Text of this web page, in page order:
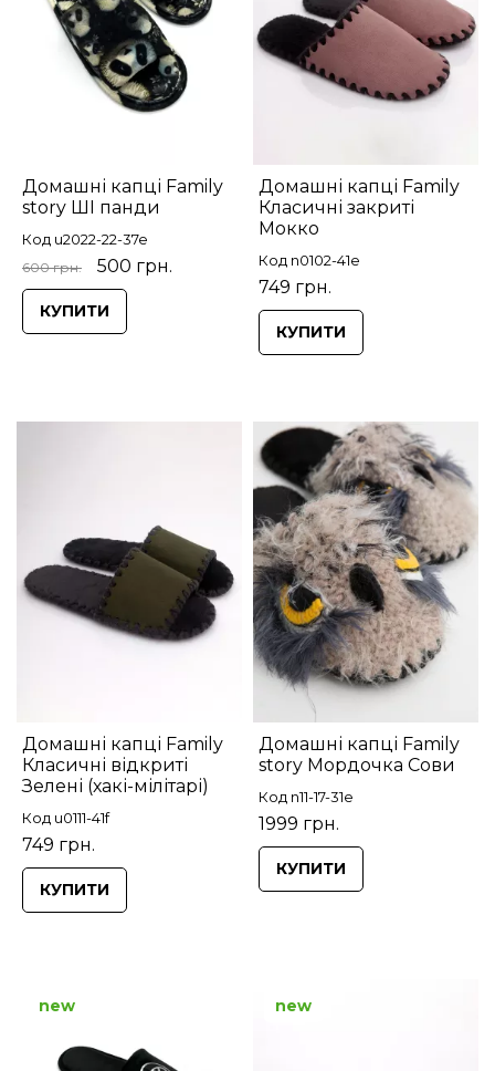
Домашні капці Family
story ШІ панди
Код u2022-22-37e
600 грн. 500 грн.
КУПИТИ
Домашні капці Family
Класичні закриті
Мокко
Код n0102-41e
749 грн.
КУПИТИ
Домашні капці Family
Класичні відкриті
Зелені (хакі-мілітарі)
Код u0111-41f
749 грн.
КУПИТИ
Домашні капці Family
story Мордочка Сови
Код n11-17-31e
1999 грн.
КУПИТИ
new new